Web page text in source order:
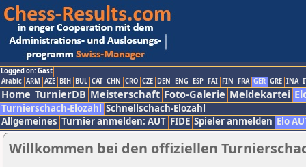
Logged on: Gast
Arabic ARM AZE BIH BUL CAT CHN CRO CZE DEN ENG ESP FAI FIN FRA GER GRE INA
Home TurnierDB Meisterschaft Foto-Galerie Meldekartei
Turnierschach-Elozahl Schnellschach-Elozahl
Allgemeines Turnier anmelden: AUT FIDE Spieler anmelden Elo
Willkommen bei den offiziellen